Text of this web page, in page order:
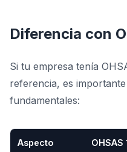
Diferencia con
Si tu empresa tenía
referencia, es
fundamentales:
Aspecto OHSAS